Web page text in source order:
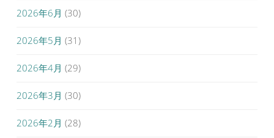
2026年6月 (30)
2026年5月 (31)
2026年4月 (29)
2026年3月 (30)
2026年2月 (28)